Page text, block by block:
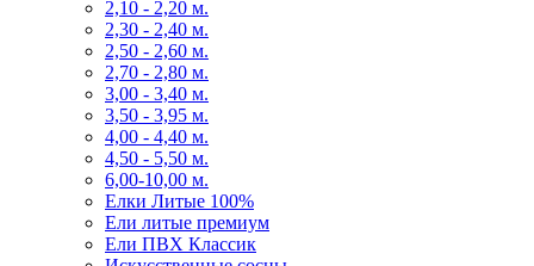
2,10 - 2,20 м.
2,30 - 2,40 м.
2,50 - 2,60 м.
2,70 - 2,80 м.
3,00 - 3,40 м.
3,50 - 3,95 м.
4,00 - 4,40 м.
4,50 - 5,50 м.
6,00-10,00 м.
Елки Литые 100%
Ели литые премиум
Ели ПВХ Классик